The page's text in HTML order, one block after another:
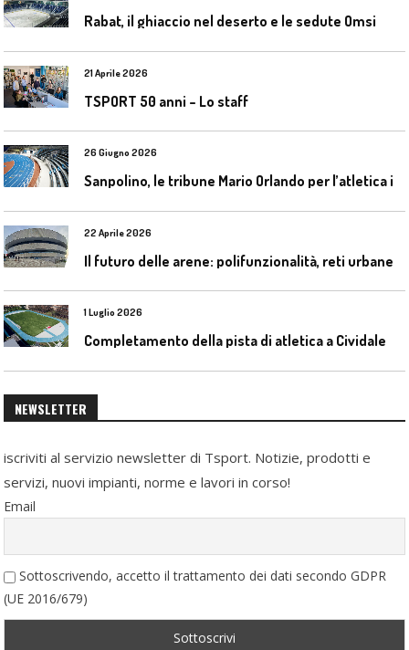
Rabat, il ghiaccio nel deserto e le sedute Omsi
21 Aprile 2026
TSPORT 50 anni – Lo staff
26 Giugno 2026
22 Aprile 2026
1 Luglio 2026
NEWSLETTER
iscriviti al servizio newsletter di Tsport. Notizie, prodotti e
servizi, nuovi impianti, norme e lavori in corso!
Email
Sottoscrivendo, accetto il trattamento dei dati secondo GDPR
(UE 2016/679)